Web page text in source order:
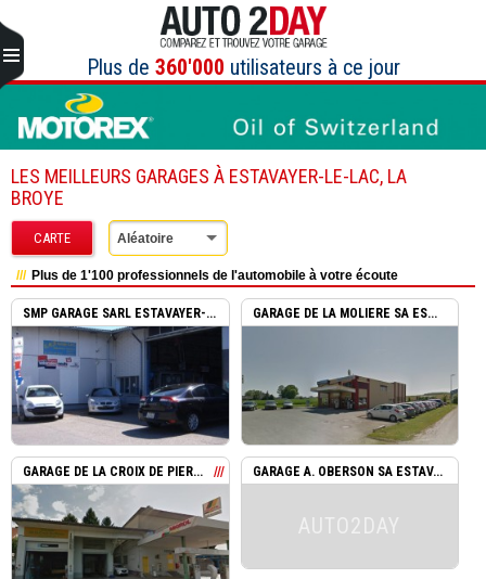
au
contenu
Plus de 360'000 utilisateurs à ce jour
LES MEILLEURS GARAGES À ESTAVAYER-LE-LAC, LA
BROYE
CARTE Aléatoire
Plus de 1'100 professionnels de l'automobile à votre écoute
SMP GARAGE SARL ESTAVAYER-... GARAGE DE LA MOLIERE SA ES...
GARAGE DE LA CROIX DE PIER... GARAGE A. OBERSON SA ESTAV...
AUTO2DAY